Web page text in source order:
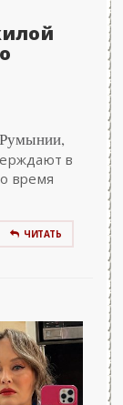
в
время
ЧИТАТЬ